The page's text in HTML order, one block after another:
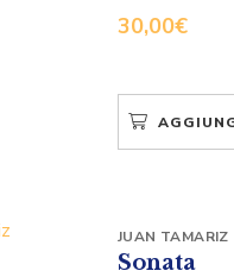
30,00€
Sonata
JUAN TAMARIZ